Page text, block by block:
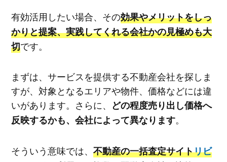
有効活用したい場合、その効果やメリットをしっ
かりと提案、実践してくれる会社かの見極めも大
切です。
まずは、サービスを提供する不動産会社を探しま
すが、対象となるエリアや物件、価格などには違
いがあります。さらに、 どの程度売り出し価格へ
反映するかも、会社によって異なります。
そういう意味では、 不動産の一括査定サイトリビ